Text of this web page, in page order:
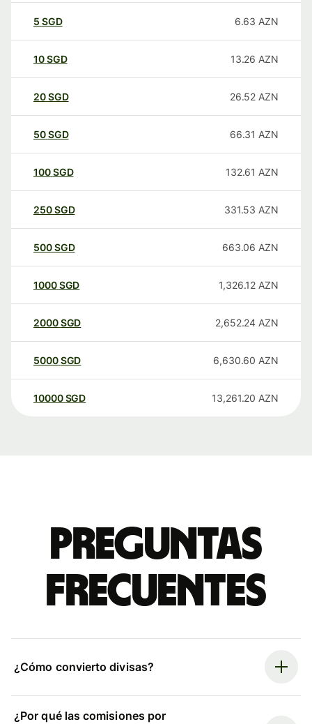
5 SGD 6.63 AZN
10SGD 13.26 AZN
20SGD 26.52 AZN
50SGD 66.31 AZN
100SGD 132.61 AZN
250SGD 331.53 AZN
500SGD 663.06 AZN
1000SGD 1,326.12 AZN
2000SGD 2,652.24 AZN
5000SGD 6,630.60 AZN
10000 SGD 13,261.20 AZN
Preguntas
frecuentes
¿Cómo convierto divisas?
¿Por qué las comisiones por